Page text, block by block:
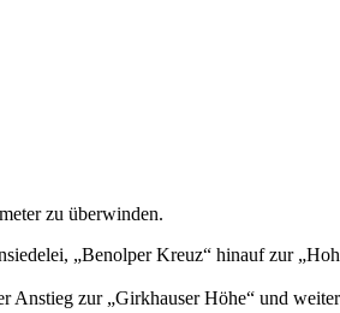
zu überwinden.
„Benolper Kreuz“ hinauf zur
zur „Girkhauser Höhe“ und